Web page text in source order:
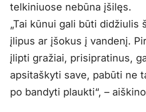
telkiniuose nebūna įšilęs.
„Tai kūnui gali būti didžiulis
įlipus ar įšokus į vandenį.
įlipti gražiai, prisipratinus,
apsitaškyti save, pabūti ne
po bandyti plaukti“, –